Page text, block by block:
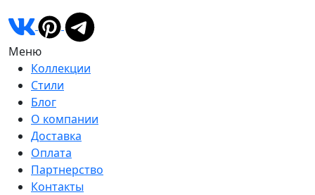
Меню
Коллекции
Стили
Блог
О компании
Доставка
Оплата
Партнерство
Контакты